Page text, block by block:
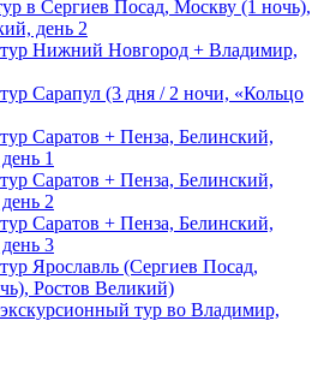
в Сергиев Посад, Москву (1 ночь),
день 2
Нижний Новгород + Владимир,
Сарапул (3 дня / 2 ночи, «Кольцо
Саратов + Пенза, Белинский,
1
Саратов + Пенза, Белинский,
2
Саратов + Пенза, Белинский,
3
Ярославль (Сергиев Посад,
Ростов Великий)
тур во Владимир,